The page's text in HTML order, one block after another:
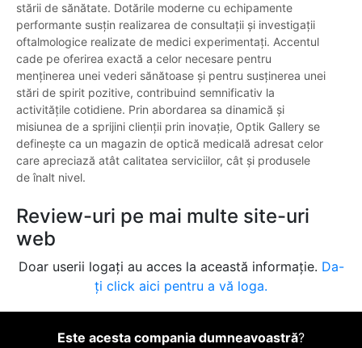
stării de sănătate. Dotările moderne cu echipamente
performante susțin realizarea de consultații și investigații
oftalmologice realizate de medici experimentați. Accentul
cade pe oferirea exactă a celor necesare pentru
menținerea unei vederi sănătoase și pentru susținerea unei
stări de spirit pozitive, contribuind semnificativ la
activitățile cotidiene. Prin abordarea sa dinamică și
misiunea de a sprijini clienții prin inovație, Optik Gallery se
definește ca un magazin de optică medicală adresat celor
care apreciază atât calitatea serviciilor, cât și produsele
de înalt nivel.
Review-uri pe mai multe site-uri
web
Doar userii logați au acces la această informație. Da-
ți click aici pentru a vă loga.
Este acesta compania dumneavoastră?